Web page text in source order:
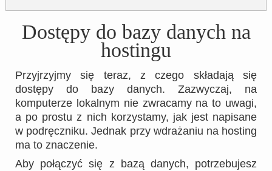
Dostępy do bazy danych na
hostingu
Przyjrzyjmy się teraz, z czego składają się
dostępy do bazy danych. Zazwyczaj, na
komputerze lokalnym nie zwracamy na to uwagi,
a po prostu z nich korzystamy, jak jest napisane
w podręczniku. Jednak przy wdrażaniu na hosting
ma to znaczenie.
Aby połączyć się z bazą danych, potrzebujesz